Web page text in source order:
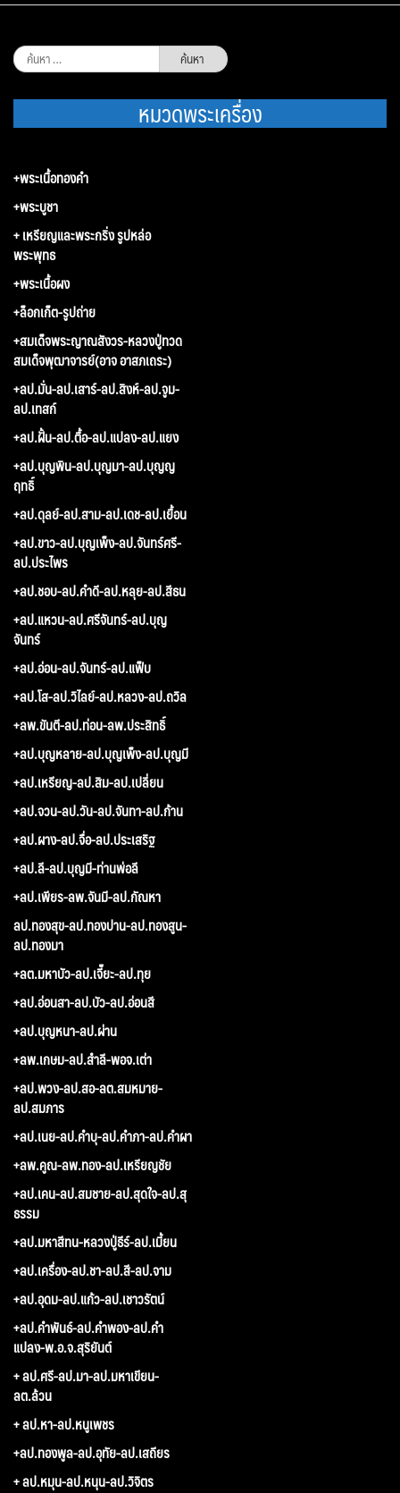
ค้นหา
สำหรับ:
หมวดพระเครื่อง
+พระเนื้อทองคำ
+พระบูชา
+ เหรียญและพระกริ่ง รูปหล่อ
พระพุทธ
+พระเนื้อผง
+ล็อกเก็ต-รูปถ่าย
+สมเด็จพระญาณสังวร-หลวงปู่ทวด
สมเด็จพุฒาจารย์(อาจ อาสภเถระ)
+ลป.มั่น-ลป.เสาร์-ลป.สิงห์-ลป.จูม-
ลป.เทสก์
+ลป.ฝั้น-ลป.ตื้อ-ลป.แปลง-ลป.แยง
+ลป.บุญพิน-ลป.บุญมา-ลป.บุญญ
ฤทธิ์
+ลป.ดุลย์-ลป.สาม-ลป.เดช-ลป.เยื้อน
+ลป.ขาว-ลป.บุญเพ็ง-ลป.จันทร์ศรี-
ลป.ประไพร
+ลป.ชอบ-ลป.คำดี-ลป.หลุย-ลป.สีธน
+ลป.แหวน-ลป.ศรีจันทร์-ลป.บุญ
จันทร์
+ลป.อ่อน-ลป.จันทร์-ลป.แฟ็บ
+ลป.โส-ลป.วิไลย์-ลป.หลวง-ลป.ถวิล
+ลพ.ขันตี-ลป.ท่อน-ลพ.ประสิทธิ์
+ลป.บุญหลาย-ลป.บุญเพ็ง-ลป.บุญมี
+ลป.เหรียญ-ลป.สิม-ลป.เปลี่ยน
+ลป.จวน-ลป.วัน-ลป.จันทา-ลป.ก้าน
+ลป.ผาง-ลป.จื่อ-ลป.ประเสริฐ
+ลป.ลี-ลป.บุญมี-ท่านพ่อลี
+ลป.เพียร-ลพ.จันมี-ลป.กัณหา
ลป.ทองสุข-ลป.ทองปาน-ลป.ทองสูน-
ลป.ทองมา
+ลต.มหาบัว-ลป.เจี๊ยะ-ลป.ทุย
+ลป.อ่อนสา-ลป.บัว-ลป.อ่อนสี
+ลป.บุญหนา-ลป.ผ่าน
+ลพ.เกษม-ลป.สำลี-พอจ.เต่า
+ลป.พวง-ลป.สอ-ลต.สมหมาย-
ลป.สมภาร
+ลป.เนย-ลป.คำบุ-ลป.คำภา-ลป.คำผา
+ลพ.คูณ-ลพ.ทอง-ลป.เหรียญชัย
+ลป.เคน-ลป.สมชาย-ลป.สุดใจ-ลป.สุ
ธรรม
+ลป.มหาสีทน-หลวงปู่ธีร์-ลป.เมี้ยน
+ลป.เครื่อง-ลป.ชา-ลป.สี-ลป.จาม
+ลป.อุดม-ลป.แก้ว-ลป.เชาวรัตน์
+ลป.คำพันธ์-ลป.คำพอง-ลป.คำ
แปลง-พ.อ.จ.สุริยันต์
+ ลป.ศรี-ลป.มา-ลป.มหาเขียน-
ลต.ล้วน
+ ลป.หา-ลป.หนูเพชร
+ลป.ทองพูล-ลป.อุทัย-ลป.เสถียร
+ ลป.หมุน-ลป.หนุน-ลป.วิจิตร